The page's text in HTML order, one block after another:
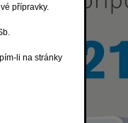
přípravky.
li na stránky